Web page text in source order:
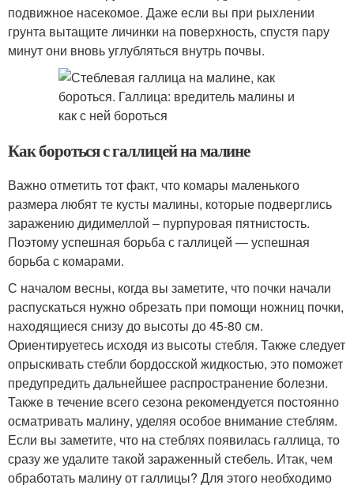
подвижное насекомое. Даже если вы при рыхлении
грунта вытащите личинки на поверхность, спустя пару
минут они вновь углубляться внутрь почвы.
Как бороться с галлицей на малине
Важно отметить тот факт, что комары маленького
размера любят те кусты малины, которые подверглись
заражению дидимеллой – пурпуровая пятнистость.
Поэтому успешная борьба с галлицей — успешная
борьба с комарами.
С началом весны, когда вы заметите, что почки начали
распускаться нужно обрезать при помощи ножниц почки,
находящиеся снизу до высоты до 45-80 см.
Ориентируетесь исходя из высоты стебля. Также следует
опрыскивать стебли бордосской жидкостью, это поможет
предупредить дальнейшее распространение болезни.
Также в течение всего сезона рекомендуется постоянно
осматривать малину, уделяя особое внимание стеблям.
Если вы заметите, что на стеблях появилась галлица, то
сразу же удалите такой зараженный стебель. Итак, чем
обработать малину от галлицы? Для этого необходимо